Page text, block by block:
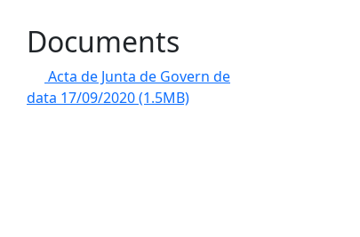
Documents
Acta de Junta de Govern de
data 17/09/2020(1.5MB)